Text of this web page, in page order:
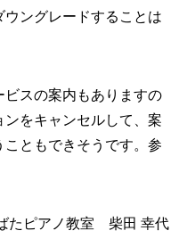
ングレードすることは
スの案内もありますの
をキャンセルして、案
ともできそうです。参
たピアノ教室 柴田 幸代